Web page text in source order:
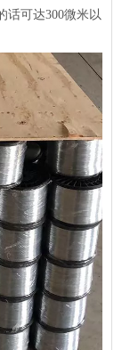
话可达300微米以